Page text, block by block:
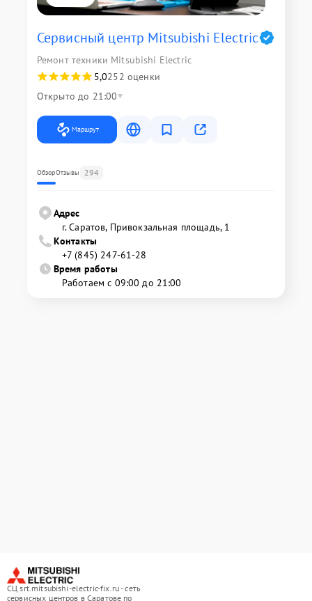
Сервисный центр Mitsubishi Electric
Ремонт техники Mitsubishi Electric
5,0252 оценки
Открыто до 21:00
Маршрут
ОбзорОтзывы 294
Адрес
г. Саратов, Привокзальная площадь, 1
Контакты
+7 (845) 247-61-28
Время работы
Работаем с 09:00 до 21:00
СЦ srt.mitsubishi-electric-fix.ru - сеть
сервисных центров в Саратове по